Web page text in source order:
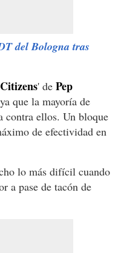
del Bologna tras
Citizens' de Pep
que la mayoría de
contra ellos. Un bloque
de efectividad en
lo más difícil cuando
a pase de tacón de